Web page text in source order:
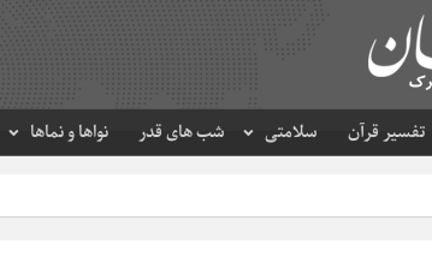
تفسیر قرآن سلامتی شب های قدر نواها و نماها